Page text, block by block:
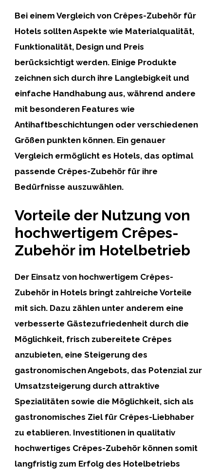
Bei einem Vergleich von Crêpes-Zubehör für
Hotels sollten Aspekte wie Materialqualität,
Funktionalität, Design und Preis
berücksichtigt werden. Einige Produkte
zeichnen sich durch ihre Langlebigkeit und
einfache Handhabung aus, während andere
mit besonderen Features wie
Antihaftbeschichtungen oder verschiedenen
Größen punkten können. Ein genauer
Vergleich ermöglicht es Hotels, das optimal
passende Crêpes-Zubehör für ihre
Bedürfnisse auszuwählen.
Vorteile der Nutzung von
hochwertigem Crêpes-
Zubehör im Hotelbetrieb
Der Einsatz von hochwertigem Crêpes-
Zubehör in Hotels bringt zahlreiche Vorteile
mit sich. Dazu zählen unter anderem eine
verbesserte Gästezufriedenheit durch die
Möglichkeit, frisch zubereitete Crêpes
anzubieten, eine Steigerung des
gastronomischen Angebots, das Potenzial zur
Umsatzsteigerung durch attraktive
Spezialitäten sowie die Möglichkeit, sich als
gastronomisches Ziel für Crêpes-Liebhaber
zu etablieren. Investitionen in qualitativ
hochwertiges Crêpes-Zubehör können somit
langfristig zum Erfolg des Hotelbetriebs